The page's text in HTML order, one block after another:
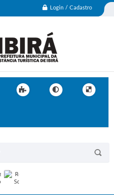
Login / Cadastro